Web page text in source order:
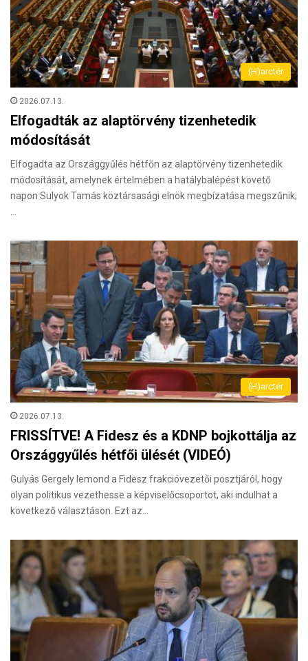
(H)arctér
2026.07.13.
Elfogadták az alaptörvény tizenhetedik
módosítását
Elfogadta az Országgyűlés hétfőn az alaptörvény tizenhetedik
módosítását, amelynek értelmében a hatálybalépést követő
napon Sulyok Tamás köztársasági elnök megbízatása megszűnik;
(H)arctér
2026.07.13.
FRISSÍTVE! A Fidesz és a KDNP bojkottálja az
Országgyűlés hétfői ülését (VIDEÓ)
Gulyás Gergely lemond a Fidesz frakcióvezetői posztjáról, hogy
olyan politikus vezethesse a képviselőcsoportot, aki indulhat a
következő választáson. Ezt az…